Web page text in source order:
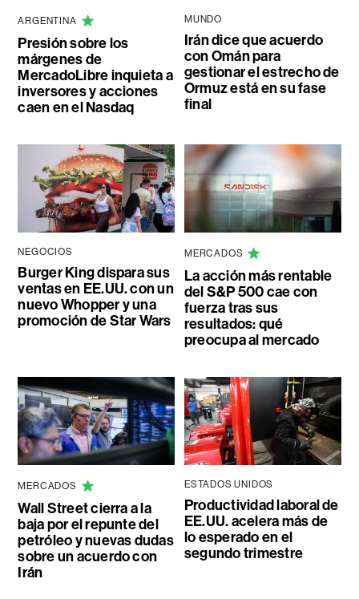
ARGENTINA
Presión sobre los
márgenes de
MercadoLibre inquieta a
inversores y acciones
caen en el Nasdaq
MUNDO
Irán dice que acuerdo
con Omán para
gestionar el estrecho de
Ormuz está en su fase
final
NEGOCIOS
Burger King dispara sus
ventas en EE.UU. con un
nuevo Whopper y una
promoción de Star Wars
MERCADOS
La acción más rentable
del S&P 500 cae con
fuerza tras sus
resultados: qué
preocupa al mercado
MERCADOS
Wall Street cierra a la
baja por el repunte del
petróleo y nuevas dudas
sobre un acuerdo con
Irán
ESTADOS UNIDOS
Productividad laboral de
EE.UU. acelera más de
lo esperado en el
segundo trimestre